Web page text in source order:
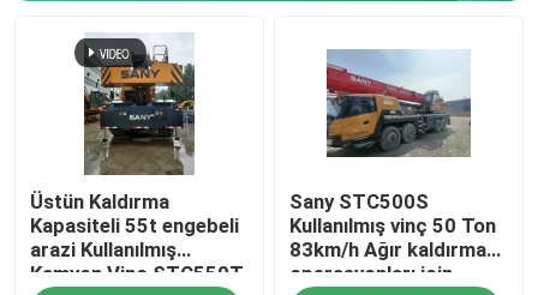
Kullanılmış paletli vinç
Kullanılmış Damperli Kamyon
ikinci el ekskavatör
beton santrali
Üstün Kaldırma
Kapasiteli 55t engebeli
arazi Kullanılmış
Kamyon Vinç STC550T
Sany STC500S
Kullanılmış vinç 50 Ton
83km/h Ağır kaldırma
operasyonları için